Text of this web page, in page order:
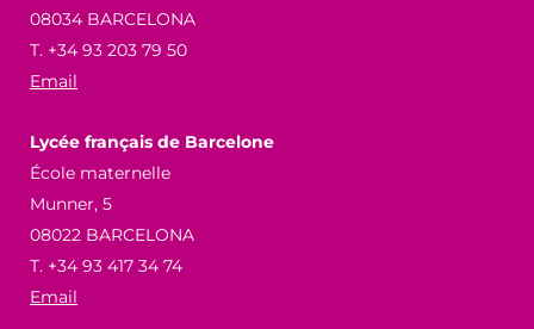
08034 BARCELONA
T. +34 93 203 79 50
Email
Lycée français de Barcelone
École maternelle
Munner, 5
08022 BARCELONA
T. +34 93 417 34 74
Email